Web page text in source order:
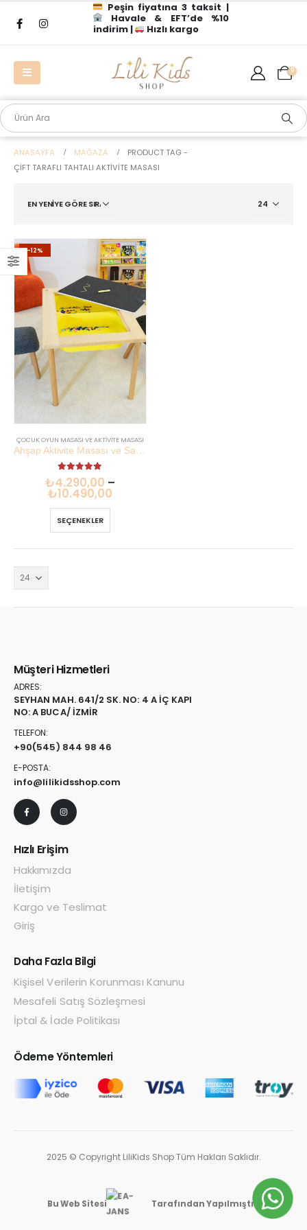
Peşin fiyatına 3 taksit |
Havale & EFT’de %10
indirim |
Hızlı kargo
0
ANASAYFA MAĞAZA
PRODUCT TAG -
ÇIFT TARAFLI TAHTALI AKTIVITE MASASI
-12%
ÇOCUK OYUN MASASI VE AKTIVITE MASASI
5.00 out of 5
₺4.290,00 –
₺10.490,00
SEÇENEKLER
Müşteri Hizmetleri
ADRES:
SEYHAN MAH. 641/2 SK. NO: 4 A İÇ KAPI
NO: A BUCA/ İZMİR
TELEFON:
+90(545) 844 98 46
E-POSTA:
info@lilikidsshop.com
Hızlı Erişim
Hakkımızda
İletişim
Kargo ve Teslimat
Giriş
Daha Fazla Bilgi
Kişisel Verilerin Korunması Kanunu
Mesafeli Satış Sözleşmesi
İptal & İade Politikası
Ödeme Yöntemleri
2025 © Copyright LiliKids Shop Tüm Hakları Saklıdır.
Bu Web Sitesi Tarafından Yapılmıştır.